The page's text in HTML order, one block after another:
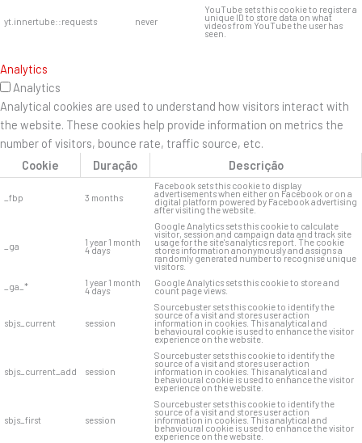
yt.innertube::requests never
YouTube sets this cookie to register a
unique ID to store data on what
videos from YouTube the user has
seen.
Analytics
Analytics
Analytical cookies are used to understand how visitors interact with
the website. These cookies help provide information on metrics the
number of visitors, bounce rate, traffic source, etc.
Cookie
Duração Descrição
_fbp 3 months
Facebook sets this cookie to display
advertisements when either on Facebook or on a
digital platform powered by Facebook advertising
after visiting the website.
_ga 1 year 1 month
4 days
Google Analytics sets this cookie to calculate
visitor, session and campaign data and track site
usage for the site's analytics report. The cookie
stores information anonymously and assigns a
randomly generated number to recognise unique
visitors.
_ga_*
1 year 1 month
4 days
Google Analytics sets this cookie to store and
count page views.
sbjs_current session
Sourcebuster sets this cookie to identify the
source of a visit and stores user action
information in cookies. This analytical and
behavioural cookie is used to enhance the visitor
experience on the website.
sbjs_current_add session
Sourcebuster sets this cookie to identify the
source of a visit and stores user action
information in cookies. This analytical and
behavioural cookie is used to enhance the visitor
experience on the website.
sbjs_first session
Sourcebuster sets this cookie to identify the
source of a visit and stores user action
information in cookies. This analytical and
behavioural cookie is used to enhance the visitor
experience on the website.